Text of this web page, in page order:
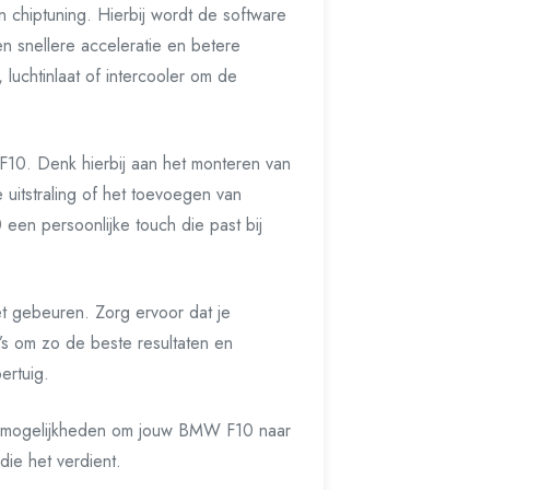
chiptuning. Hierbij wordt de software
snellere acceleratie en betere
of intercooler om de
Denk hierbij aan het monteren van
of het toevoegen van
persoonlijke touch die past bij
gebeuren. Zorg ervoor dat je
om zo de beste resultaten en
om jouw BMW F10 naar
het verdient.